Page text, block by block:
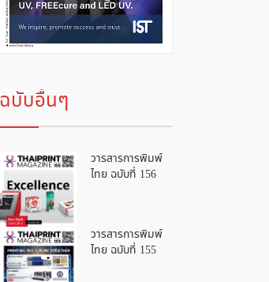
ฉบับอื่นๆ
วารสารการพิมพ์
ไทย ฉบับที่ 156
วารสารการพิมพ์
ไทย ฉบับที่ 155